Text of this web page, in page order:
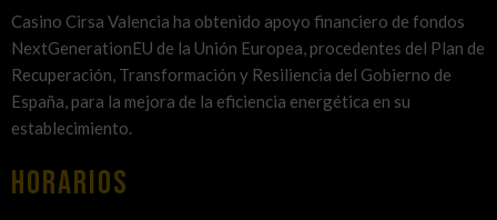
Casino Cirsa Valencia ha obtenido apoyo financiero de fondos
NextGenerationEU de la Unión Europea, procedentes del Plan de
Recuperación, Transformación y Resiliencia del Gobierno de
España, para la mejora de la eficiencia energética en su
establecimiento.
HORARIOS